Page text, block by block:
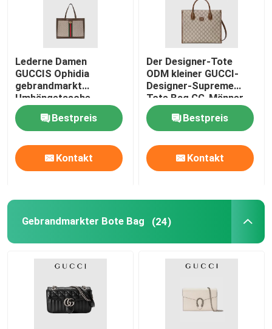
Produkte
Videos
Über uns
Fabrik-Ausflug
Nachrichten
Lederne Damen
GUCCIS Ophidia
gebrandmarkt
Umhängetasche-
Einkaufstotalisator
Bestpreis
Kontakt
Der Designer-Tote
ODM kleiner GUCCI-
Designer-Supreme
Tote Bag GG-Männer
Bestpreis
Kontakt
Gebrandmarkter Bote Bag (24)